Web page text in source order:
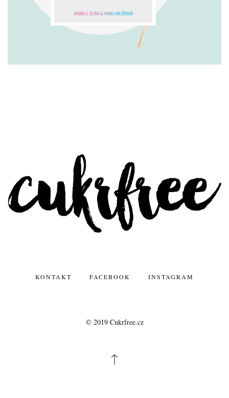
KONTAKT FACEBOOK INSTAGRAM
© 2019 Cukrfree.cz